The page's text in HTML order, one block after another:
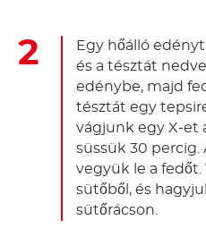
Egy hőálló
és a tésztát
edénybe, majd
tésztát egy
vágjunk egy X-et
süssük 30 percig.
vegyük le a
sütőből, és
sütőrácson.